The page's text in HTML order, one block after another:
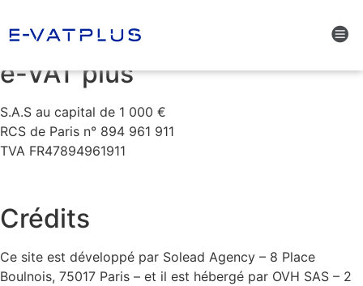
Mentions légales
e-VAT plus
S.A.S au capital de 1 000 €
RCS de Paris n° 894 961 911
TVA FR47894961911
Crédits
Ce site est développé par Solead Agency – 8 Place
Boulnois, 75017 Paris – et il est hébergé par OVH SAS – 2